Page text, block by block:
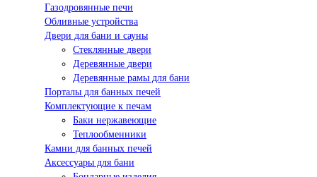
Газодровянные печи
Обливные устройства
Двери для бани и сауны
Стеклянные двери
Деревянные двери
Деревянные рамы для бани
Порталы для банных печей
Комплектующие к печам
Баки нержавеющие
Теплообменники
Камни для банных печей
Аксессуары для бани